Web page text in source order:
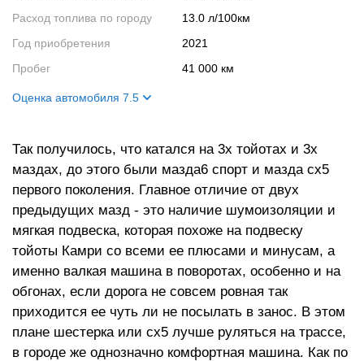
Расход топлива по городу
13.0 л/100км
Год приобретения
2021
Пробег
41 000 км
Оценка автомобиля 7.5
Салон
8
Двигатель
7
Ходовые качества
7
Так получилось, что катался на 3х тойотах и 3х
маздах, до этого были мазда6 спорт и мазда сх5
первого поколения. Главное отличие от двух
предыдущих мазд - это наличие шумоизоляции и
мягкая подвеска, которая похоже на подвеску
тойоты Камри со всеми ее плюсами и минусам, а
именно валкая машина в поворотах, особенно и на
обгонах, если дорога не совсем ровная так
приходится ее чуть ли не посылать в занос. В этом
плане шестерка или сх5 лучше руляться на трассе,
в городе же однозначно комфортная машина. Как по